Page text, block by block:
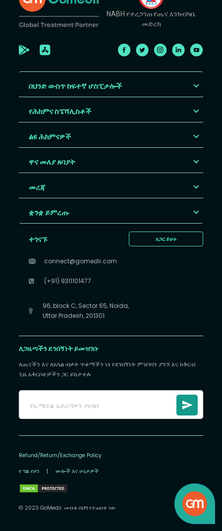
NABH የተረጋገጠ የጤና እንክብካቤ
መድረክ
በህንድ ውስጥ ከፍተኛ ሆስፒታሎች
የሕክምና ስፔሻሊስቶች
ልዩ ሕክምናዎች
ዋና መለያ ጸባያት
መረጃ
ቋንቋ ይምረጡ
አጋር ይሁኑ
ተገናኙ
connect@gomedii.com
(+91) 9311101477
96, block C, Sector 65, Noida,
Uttar Pradesh, 201301
ለጋዜጣችን ደንበኝነት ይመዝገቡ
ለጤናችን እና ለአካል ብቃት ጥቆማችን ነፃ የደንበኝነት ምዝገባን ያግኙ እና ከቅርብ
ጊዜ አቅርቦቶቻችን ጋር ይከታተሉ
Refund/Return/Exchange Policy
የ ግል የሆነ | ውሎች እና ሁኔታዎች
© 2023 GoMedii. መብቱ በህግ የተጠበቀ ነው